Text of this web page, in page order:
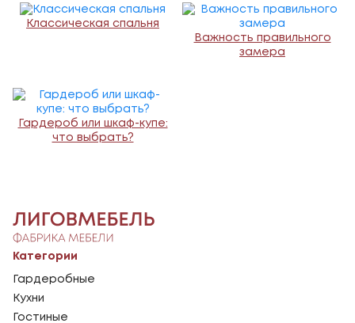
Классическая спальня
Важность правильного
замера
Гардероб или шкаф-купе:
что выбрать?
Категории
Гардеробные
Кухни
Гостиные